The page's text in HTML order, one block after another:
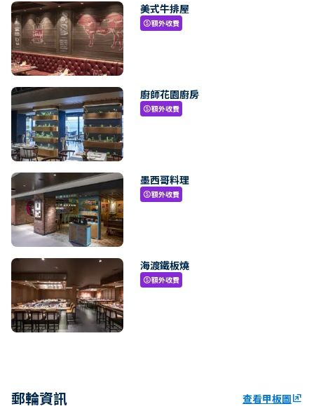
美式牛排屋
paid額外收費
廚師花園廚房
paid額外收費
墨西哥料理
paid額外收費
海渡鐵板燒
paid額外收費
郵輪資訊 查看甲板圖ungroup